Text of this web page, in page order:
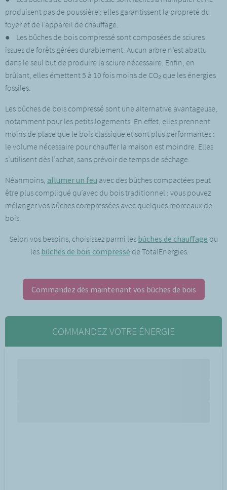
produisent pas de poussière : elles garantissent la propreté du
foyer et de l’appareil de chauffage.
● Les bûches de bois compressé sont composées de sciures
issues de forêts gérées durablement. Aucun arbre n’est abattu
dans le seul but de produire la sciure nécessaire. Enfin, en
brûlant, elles émettent 5 à 10 fois moins de CO₂ que les énergies
fossiles.
Les bûches de bois compressé sont une alternative avantageuse,
notamment pour les petits logements. En effet, elles prennent
moins de place que le bois classique et sont plus performantes :
le volume nécessaire pour chauffer la maison est moindre. Elles
s’utilisent dès l’achat, sans prévoir de temps de séchage.
Néanmoins, allumer un feu avec des bûches compactées peut
être plus compliqué qu’avec du bois traditionnel : vous pouvez
mélanger vos bûches compressées avec quelques morceaux de
bois.
Selon vos besoins, choisissez parmi les bûches de chauffage ou
les bûches de bois compressé de TotalEnergies.
Commandez dès maintenant vos bûches de bois
COMMANDEZ VOTRE ÉNERGIE